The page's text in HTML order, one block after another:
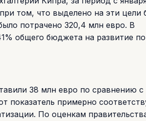
том, что выделено на эти цели
потрачено 320,4 млн евро. В
общего бюджета на развитие по
38 млн евро по сравнению с
показатель примерно
По оценкам